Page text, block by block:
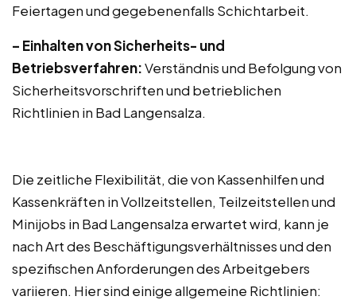
Feiertagen und gegebenenfalls Schichtarbeit.
– Einhalten von Sicherheits- und
Betriebsverfahren:Verständnis und Befolgung von
Sicherheitsvorschriften und betrieblichen
Richtlinien in Bad Langensalza.
Die zeitliche Flexibilität, die von Kassenhilfen und
Kassenkräften in Vollzeitstellen, Teilzeitstellen und
Minijobs in Bad Langensalza erwartet wird, kann je
nach Art des Beschäftigungsverhältnisses und den
spezifischen Anforderungen des Arbeitgebers
variieren. Hier sind einige allgemeine Richtlinien: